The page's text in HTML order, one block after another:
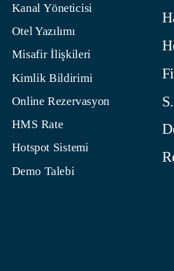
Kanal Yöneticisi
Otel Yazılımı
Misafir İlişkileri
Kimlik Bildirimi
Online Rezervasyon
HMS Rate
Hotspot Sistemi
Demo Talebi